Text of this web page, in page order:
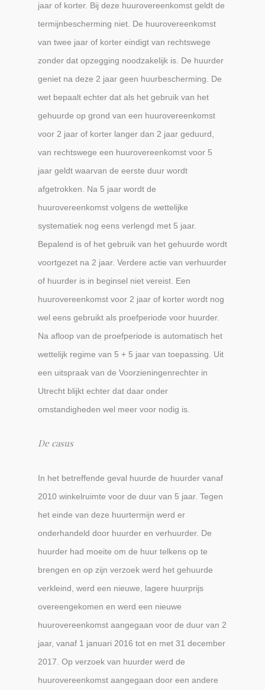
jaar of korter. Bij deze huurovereenkomst geldt de
termijnbescherming niet. De huurovereenkomst
van twee jaar of korter eindigt van rechtswege
zonder dat opzegging noodzakelijk is. De huurder
geniet na deze 2 jaar geen huurbescherming. De
wet bepaalt echter dat als het gebruik van het
gehuurde op grond van een huurovereenkomst
voor 2 jaar of korter langer dan 2 jaar geduurd,
van rechtswege een huurovereenkomst voor 5
jaar geldt waarvan de eerste duur wordt
afgetrokken. Na 5 jaar wordt de
huurovereenkomst volgens de wettelijke
systematiek nog eens verlengd met 5 jaar.
Bepalend is of het gebruik van het gehuurde wordt
voortgezet na 2 jaar. Verdere actie van verhuurder
of huurder is in beginsel niet vereist. Een
huurovereenkomst voor 2 jaar of korter wordt nog
wel eens gebruikt als proefperiode voor huurder.
Na afloop van de proefperiode is automatisch het
wettelijk regime van 5 + 5 jaar van toepassing. Uit
een uitspraak van de Voorzieningenrechter in
Utrecht blijkt echter dat daar onder
omstandigheden wel meer voor nodig is.
De casus
In het betreffende geval huurde de huurder vanaf
2010 winkelruimte voor de duur van 5 jaar. Tegen
het einde van deze huurtermijn werd er
onderhandeld door huurder en verhuurder. De
huurder had moeite om de huur telkens op te
brengen en op zijn verzoek werd het gehuurde
verkleind, werd een nieuwe, lagere huurprijs
overeengekomen en werd een nieuwe
huurovereenkomst aangegaan voor de duur van 2
jaar, vanaf 1 januari 2016 tot en met 31 december
2017. Op verzoek van huurder werd de
huurovereenkomst aangegaan door een andere